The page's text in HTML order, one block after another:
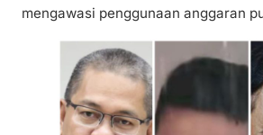
mengawasi penggunaan anggaran